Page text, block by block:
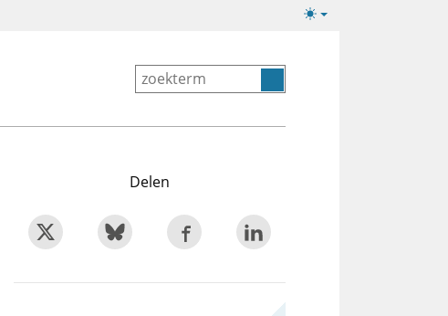
Lichte/donkere
Delen